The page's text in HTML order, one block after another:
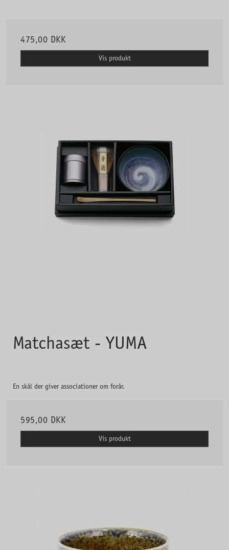
475,00 DKK
Vis produkt
Matchasæt - YUMA
En skål der giver associationer om forår.
595,00 DKK
Vis produkt